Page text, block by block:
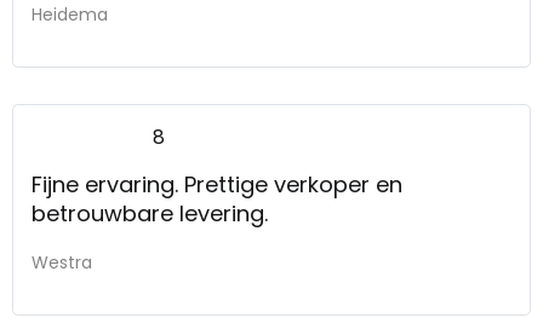
Heidema
8
Fijne ervaring. Prettige verkoper en
betrouwbare levering.
Westra